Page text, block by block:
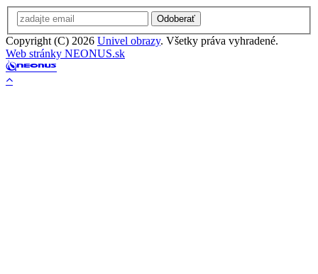
Odoberať
Copyright (C) 2026 Univel obrazy. Všetky práva vyhradené.
Web stránky NEONUS.sk